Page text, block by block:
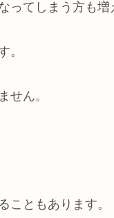
てしまう方も増
。
せん。
こともあります。